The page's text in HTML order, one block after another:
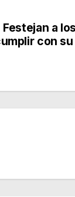
Festejan a
con